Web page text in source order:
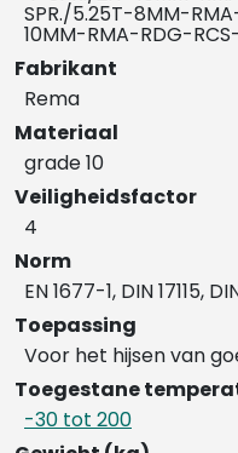
SPR./5.25T-8MM-
10MM-RMA-RDG-
Fabrikant
Rema
Materiaal
grade 10
Veiligheidsfactor
4
Norm
EN 1677-1, DIN 17115,
Toepassing
Voor het hijsen van
Toegestane
-30 tot 200